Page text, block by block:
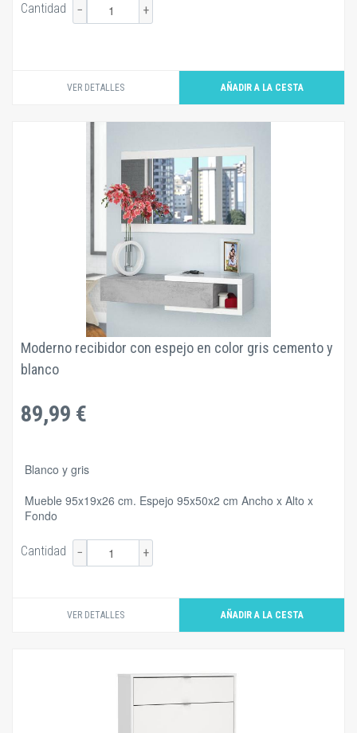
Cantidad − +
VER DETALLES
Moderno recibidor con espejo en color gris cemento y
blanco
89,99 €
Blanco y gris
Mueble 95x19x26 cm. Espejo 95x50x2 cm Ancho x Alto x
Fondo
Cantidad − +
VER DETALLES